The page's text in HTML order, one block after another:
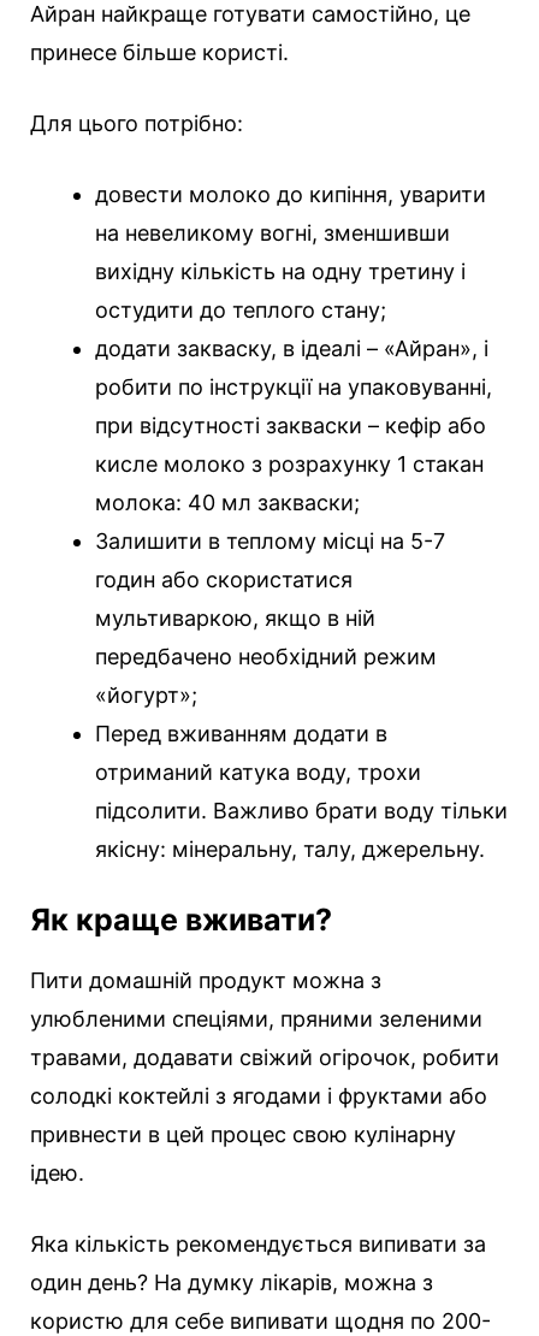
Айран найкраще готувати самостійно, це
принесе більше користі.
Для цього потрібно:
довести молоко до кипіння, уварити
на невеликому вогні, зменшивши
вихідну кількість на одну третину і
остудити до теплого стану;
додати закваску, в ідеалі – «Айран», і
робити по інструкції на упаковуванні,
при відсутності закваски – кефір або
кисле молоко з розрахунку 1 стакан
молока: 40 мл закваски;
Залишити в теплому місці на 5-7
годин або скористатися
мультиваркою, якщо в ній
передбачено необхідний режим
«йогурт»;
Перед вживанням додати в
отриманий катука воду, трохи
підсолити. Важливо брати воду тільки
якісну: мінеральну, талу, джерельну.
Як краще вживати?
Пити домашній продукт можна з
улюбленими спеціями, пряними зеленими
травами, додавати свіжий огірочок, робити
солодкі коктейлі з ягодами і фруктами або
привнести в цей процес свою кулінарну
ідею.
Яка кількість рекомендується випивати за
один день? На думку лікарів, можна з
користю для себе випивати щодня по 200-